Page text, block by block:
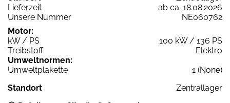
Lieferzeit
ab ca. 18.08.2026
Unsere Nummer
NE060762
Motor:
kW / PS
100 kW / 136 PS
Treibstoff
Elektro
Umweltnormen:
Umweltplakette
1 (None)
Standort
Zentrallager